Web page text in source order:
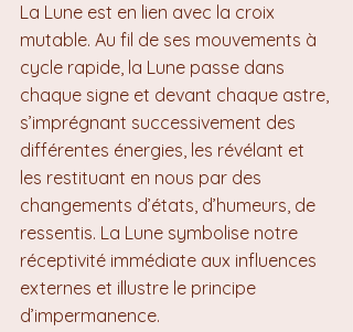
La Lune est en lien avec la croix
mutable. Au fil de ses mouvements à
cycle rapide, la Lune passe dans
chaque signe et devant chaque astre,
s’imprégnant successivement des
différentes énergies, les révélant et
les restituant en nous par des
changements d’états, d’humeurs, de
ressentis. La Lune symbolise notre
réceptivité immédiate aux influences
externes et illustre le principe
d’impermanence.